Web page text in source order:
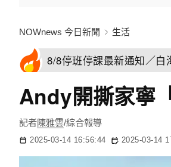
NOWnews 今日新聞 生活
8/8停班停課最新通知／
Andy開撕家寧
記者陳雅雲/綜合報導
2025-03-14 16:56:44 2025-03-14